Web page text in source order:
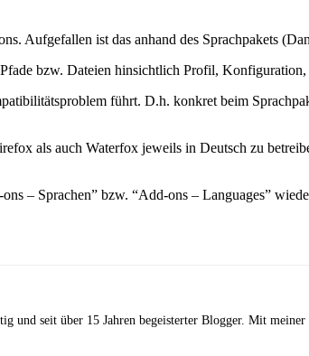
Aufgefallen ist das anhand des Sprachpakets
bzw. Dateien hinsichtlich Profil,
führt. D.h. konkret beim
als auch Waterfox jeweils in Deutsch zu
– Sprachen” bzw. “Add-ons – Languages”
und seit über 15 Jahren begeisterter Blogger. Mit